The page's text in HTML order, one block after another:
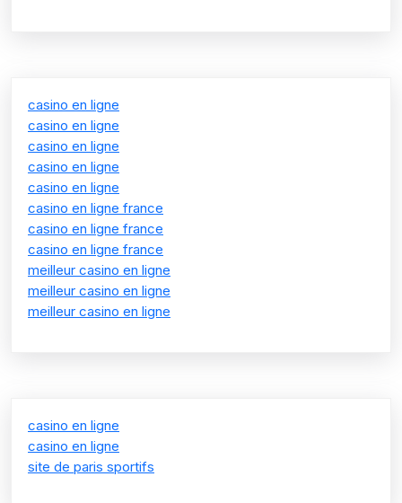
casino en ligne
casino en ligne
casino en ligne
casino en ligne
casino en ligne
casino en ligne france
casino en ligne france
casino en ligne france
meilleur casino en ligne
meilleur casino en ligne
meilleur casino en ligne
casino en ligne
casino en ligne
site de paris sportifs